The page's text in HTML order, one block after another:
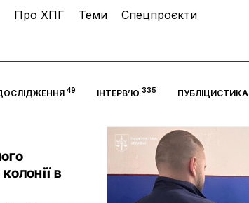
Про ХПГ Теми Спецпроєкти
49 ІНТЕРВ’Ю 335 ПУБЛІЦИСТИКА
в